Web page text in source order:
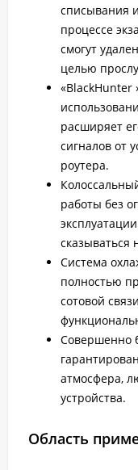
списывания
процессе
смогут
целью
«BlackHunter
расширяет
сигналов от
роутера.
работы без
сказываться
Система
полностью
сотовой
Совершенно
атмосфера,
устройства.
Область